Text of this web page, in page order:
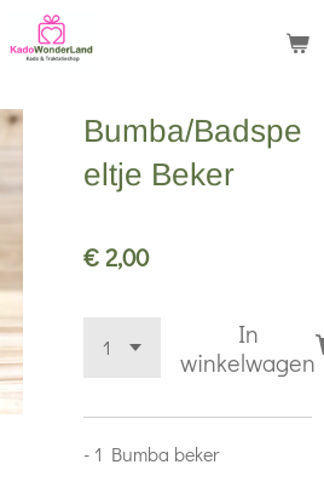
Bumba/Badspe
eltje Beker
€ 2,00
In
winkelwagen
- 1 Bumba beker